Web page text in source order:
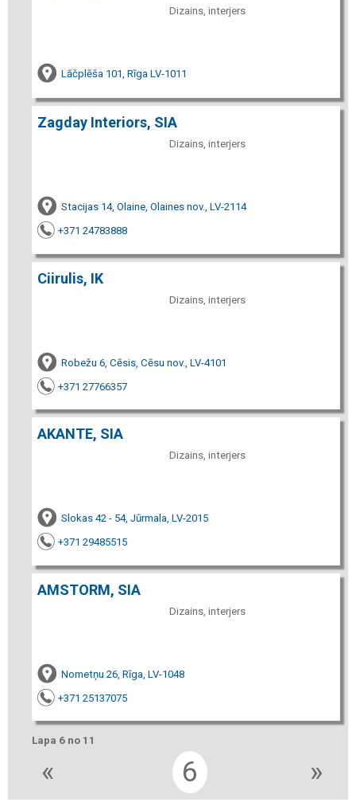
Dizains, interjers
Lāčplēša 101, Rīga LV-1011
Zagday Interiors, SIA
Dizains, interjers
Stacijas 14, Olaine, Olaines nov., LV-2114
+371 24783888
Ciirulis, IK
Dizains, interjers
Robežu 6, Cēsis, Cēsu nov., LV-4101
+371 27766357
AKANTE, SIA
Dizains, interjers
Slokas 42 - 54, Jūrmala, LV-2015
+371 29485515
AMSTORM, SIA
Dizains, interjers
Nometņu 26, Rīga, LV-1048
+371 25137075
Lapa 6 no 11
« 6 »